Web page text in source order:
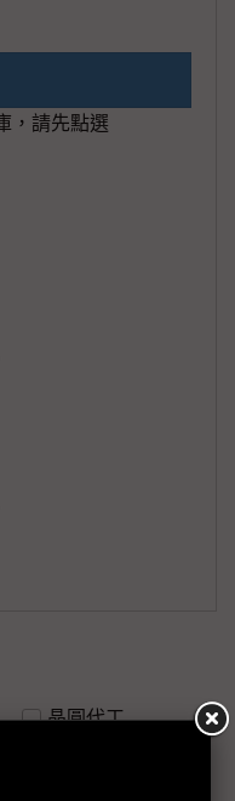
，請先點選
晶圓代工